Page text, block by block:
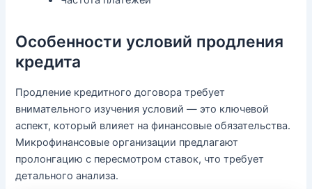
Особенности условий продления
кредита
Продление кредитного договора требует
внимательного изучения условий — это ключевой
аспект, который влияет на финансовые обязательства.
Микрофинансовые организации предлагают
пролонгацию с пересмотром ставок, что требует
детального анализа.